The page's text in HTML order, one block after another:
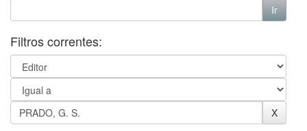
Filtros correntes: